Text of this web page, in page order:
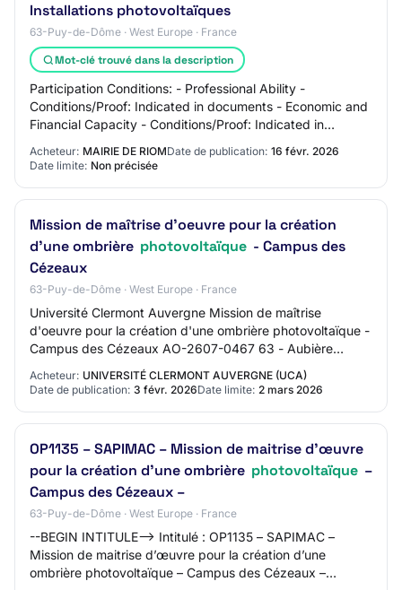
Installations photovoltaïques
63-Puy-de-Dôme · West Europe · France
Mot-clé trouvé dans la description
Participation Conditions: - Professional Ability -
Conditions/Proof: Indicated in documents - Economic and
Financial Capacity - Conditions/Proof: Indicated in
Acheteur: MAIRIE DE RIOMDate de publication: 16 févr. 2026
Date limite: Non précisée
Mission de maîtrise d'oeuvre pour la création
d'une ombrière photovoltaïque - Campus des
Cézeaux
63-Puy-de-Dôme · West Europe · France
Université Clermont Auvergne Mission de maîtrise
d'oeuvre pour la création d'une ombrière photovoltaïque -
Campus des Cézeaux AO-2607-0467 63 - Aubière
Etudes, Maîtrise d'oeuvre, Contrôle Procédure a…
Acheteur: UNIVERSITÉ CLERMONT AUVERGNE (UCA)
Date de publication: 3 févr. 2026Date limite: 2 mars 2026
OP1135 – SAPIMAC – Mission de maitrise d’œuvre
pour la création d’une ombrière photovoltaïque –
Campus des Cézeaux –
63-Puy-de-Dôme · West Europe · France
--BEGIN INTITULE--> Intitulé : OP1135 – SAPIMAC –
Mission de maitrise d’œuvre pour la création d’une
ombrière photovoltaïque – Campus des Cézeaux –